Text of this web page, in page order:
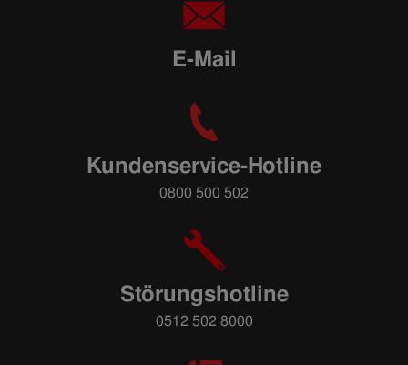
E-Mail
Kundenservice-Hotline
0800 500 502
Störungshotline
0512 502 8000